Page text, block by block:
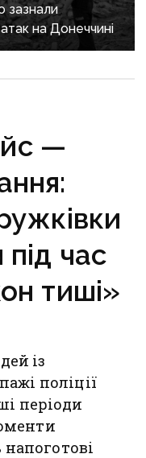
зазнали
на Донеччині
—
під час
тиші»
із
поліції
періоди